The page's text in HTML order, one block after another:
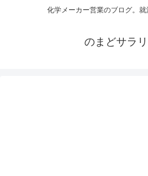
化学メーカー営業のブログ。就
のまどサラ